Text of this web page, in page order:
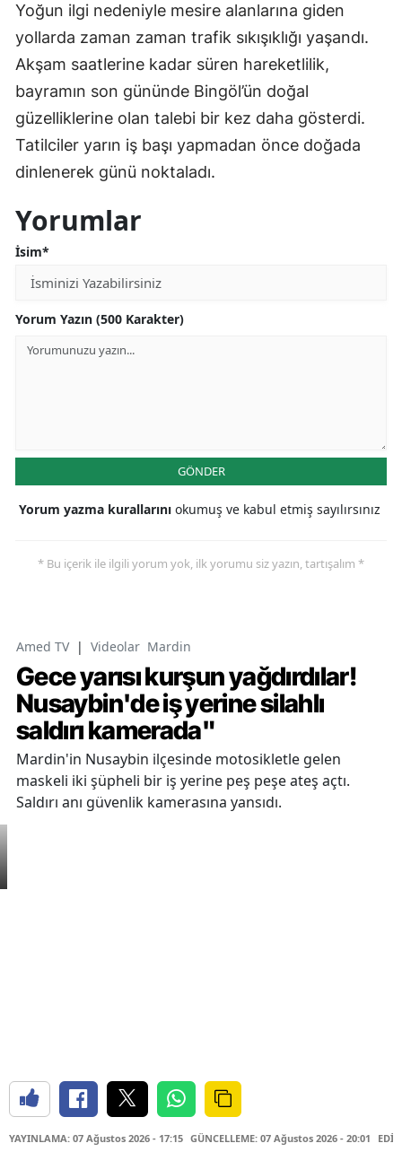
Yoğun ilgi nedeniyle mesire alanlarına giden
yollarda zaman zaman trafik sıkışıklığı yaşandı.
Akşam saatlerine kadar süren hareketlilik,
bayramın son gününde Bingöl’ün doğal
güzelliklerine olan talebi bir kez daha gösterdi.
Tatilciler yarın iş başı yapmadan önce doğada
dinlenerek günü noktaladı.
Yorumlar
İsim*
Yorum Yazın (500 Karakter)
GÖNDER
Yorum yazma kurallarını okumuş ve kabul etmiş sayılırsınız
* Bu içerik ile ilgili yorum yok, ilk yorumu siz yazın, tartışalım *
Amed TV | Videolar Mardin
Gece yarısı kurşun yağdırdılar!
Nusaybin'de iş yerine silahlı
saldırı kamerada"
Mardin'in Nusaybin ilçesinde motosikletle gelen
maskeli iki şüpheli bir iş yerine peş peşe ateş açtı.
Saldırı anı güvenlik kamerasına yansıdı.
YAYINLAMA: 07 Ağustos 2026 - 17:15 GÜNCELLEME: 07 Ağustos 2026 - 20:01